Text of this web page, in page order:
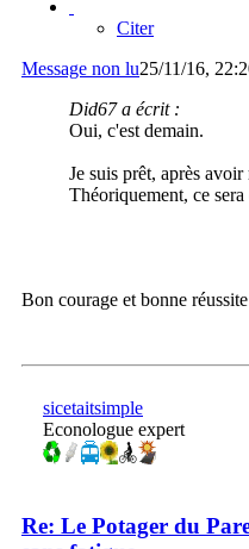
Citer
Message non lu25/11/16,
Did67 a écrit :
Oui, c'est demain.
Je suis prêt, après
Théoriquement, ce
Bon courage et bonne
sicetaitsimple
Econologue expert
Re: Le Potager du